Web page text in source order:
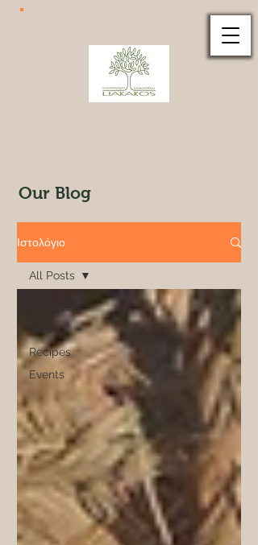
Our Blog
Ιστολόγιο
All Posts
News
Recipes
Events
All Posts